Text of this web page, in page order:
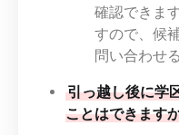
確認できま
すので、候
問い合わせ
引っ越し後に学
ことはできます